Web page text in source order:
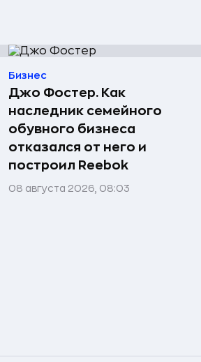
Бизнес
Джо Фостер. Как
наследник семейного
обувного бизнеса
отказался от него и
построил Reebok
08 августа 2026, 08:03